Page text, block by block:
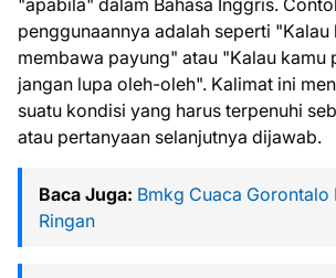
"apabila" dalam Bahasa Inggris.
penggunaannya adalah seperti "Kalau
membawa payung" atau "Kalau kamu
jangan lupa oleh-oleh". Kalimat ini
suatu kondisi yang harus terpenuhi
atau pertanyaan selanjutnya dijawab.
Baca Juga: Bmkg Cuaca Gorontalo
Ringan